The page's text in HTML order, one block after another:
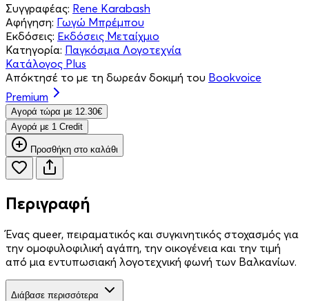
Συγγραφέας: Rene Karabash
Αφήγηση: Γωγώ Μπρέμπου
Εκδόσεις: Εκδόσεις Μεταίχμιο
Κατηγορία: Παγκόσμια Λογοτεχνία
Κατάλογος Plus
Απόκτησέ το με τη δωρεάν δοκιμή του Bookvoice
Premium
Aγορά τώρα με 12.30€
Aγορά με 1 Credit
Προσθήκη στο καλάθι
Περιγραφή
Ένας queer, πειραματικός και συγκινητικός στοχασμός για
την ομοφυλοφιλική αγάπη, την οικογένεια και την τιμή
από μια εντυπωσιακή λογοτεχνική φωνή των Βαλκανίων.
Διάβασε περισσότερα